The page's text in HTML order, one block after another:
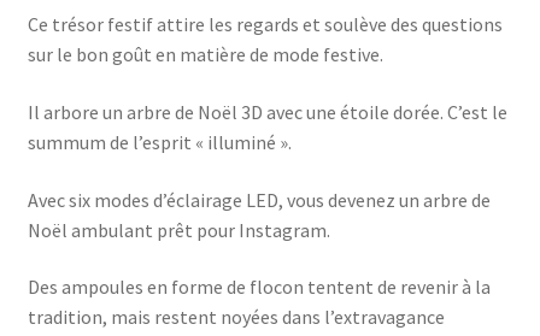
Ce trésor festif attire les regards et soulève des questions
sur le bon goût en matière de mode festive.
Il arbore un arbre de Noël 3D avec une étoile dorée. C’est le
summum de l’esprit « illuminé ».
Avec six modes d’éclairage LED, vous devenez un arbre de
Noël ambulant prêt pour Instagram.
Des ampoules en forme de flocon tentent de revenir à la
tradition, mais restent noyées dans l’extravagance